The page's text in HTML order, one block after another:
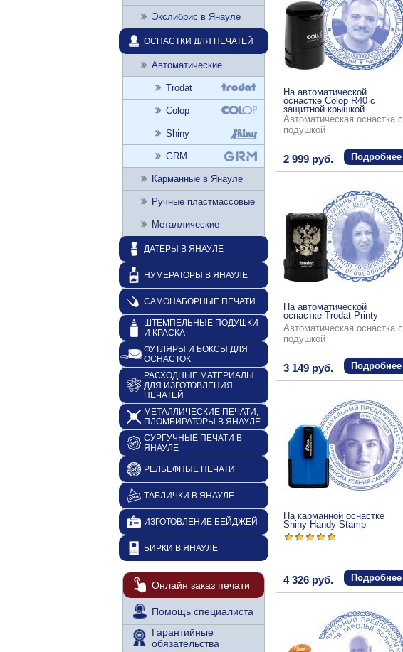
На автоматической
оснастке Colop R40 с
защитной крышкой
Автоматическая оснастка с
подушкой
2 999 руб. Подробнее
На автоматической
оснастке Trodat Printy
Автоматическая оснастка с
подушкой
3 149 руб. Подробнее
На карманной оснастке
Shiny Handy Stamp
4 326 руб. Подробнее
Экслибрис в Янауле
ОСНАСТКИ ДЛЯ ПЕЧАТЕЙ
Автоматические
Trodat
Colop
Shiny
GRM
Карманные в Янауле
Ручные пластмассовые
Металлические
ДАТЕРЫ В ЯНАУЛЕ
НУМЕРАТОРЫ В ЯНАУЛЕ
САМОНАБОРНЫЕ ПЕЧАТИ
ШТЕМПЕЛЬНЫЕ ПОДУШКИ
И КРАСКА
ФУТЛЯРЫ И БОКСЫ ДЛЯ
ОСНАСТОК
РАСХОДНЫЕ МАТЕРИАЛЫ
ДЛЯ ИЗГОТОВЛЕНИЯ
ПЕЧАТЕЙ
МЕТАЛЛИЧЕСКИЕ ПЕЧАТИ,
ПЛОМБИРАТОРЫ В ЯНАУЛЕ
СУРГУЧНЫЕ ПЕЧАТИ В
ЯНАУЛЕ
РЕЛЬЕФНЫЕ ПЕЧАТИ
ТАБЛИЧКИ В ЯНАУЛЕ
ИЗГОТОВЛЕНИЕ БЕЙДЖЕЙ
БИРКИ В ЯНАУЛЕ
Онлайн заказ печати
Помощь специалиста
Гарантийные
обязательства